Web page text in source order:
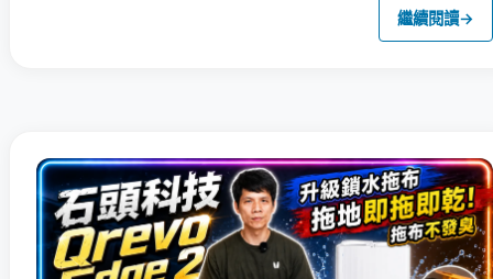
繼續閱讀→